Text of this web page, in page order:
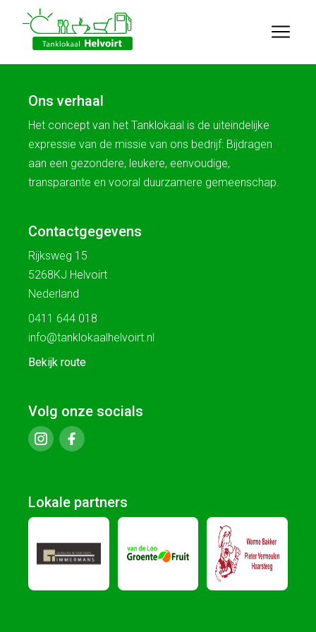
Ons verhaal
Het concept van het Tanklokaal is de uiteindelijke
expressie van de missie van ons bedrijf: Bijdragen
aan een gezondere, leukere, eenvoudige,
transparante en vooral duurzamere gemeenschap.
Contactgegevens
Rijksweg 15
5268KJ Helvoirt
Nederland
0411 644 018
info@tanklokaalhelvoirt.nl
Bekijk route
Volg onze socials
Lokale partners